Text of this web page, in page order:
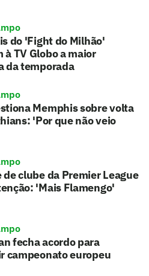
do 'Fight do Milhão'
à TV Globo a maior
da temporada
Memphis sobre volta
'Por que não veio
de clube da Premier League
'Mais Flamengo'
fecha acordo para
campeonato europeu